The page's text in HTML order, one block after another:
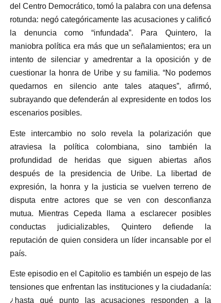
del Centro Democrático, tomó la palabra con una defensa
rotunda: negó categóricamente las acusaciones y calificó
la denuncia como “infundada”. Para Quintero, la
maniobra política era más que un señalamientos; era un
intento de silenciar y amedrentar a la oposición y de
cuestionar la honra de Uribe y su familia. “No podemos
quedarnos en silencio ante tales ataques”, afirmó,
subrayando que defenderán al expresidente en todos los
escenarios posibles.
Este intercambio no solo revela la polarización que
atraviesa la política colombiana, sino también la
profundidad de heridas que siguen abiertas años
después de la presidencia de Uribe. La libertad de
expresión, la honra y la justicia se vuelven terreno de
disputa entre actores que se ven con desconfianza
mutua. Mientras Cepeda llama a esclarecer posibles
conductas judicializables, Quintero defiende la
reputación de quien considera un líder incansable por el
país.
Este episodio en el Capitolio es también un espejo de las
tensiones que enfrentan las instituciones y la ciudadanía:
¿hasta qué punto las acusaciones responden a la